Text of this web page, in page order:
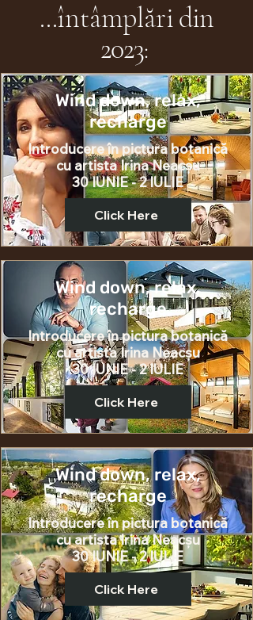
...întâmplăridin
2023:
Wind down, relax,
recharge
Introducere în pictura botanică
cu artistaIrina Neacșu
30 IUNIE - 2 IULIE
Click Here
Wind down, relax,
recharge
Introducere în pictura botanică
cuartistaIrina Neacșu
30 IUNIE - 2 IULIE
Click Here
Wind down, relax,
recharge
Introducere în pictura botanică
cuartistaIrina Neacșu
30 IUNIE - 2 IULIE
Click Here